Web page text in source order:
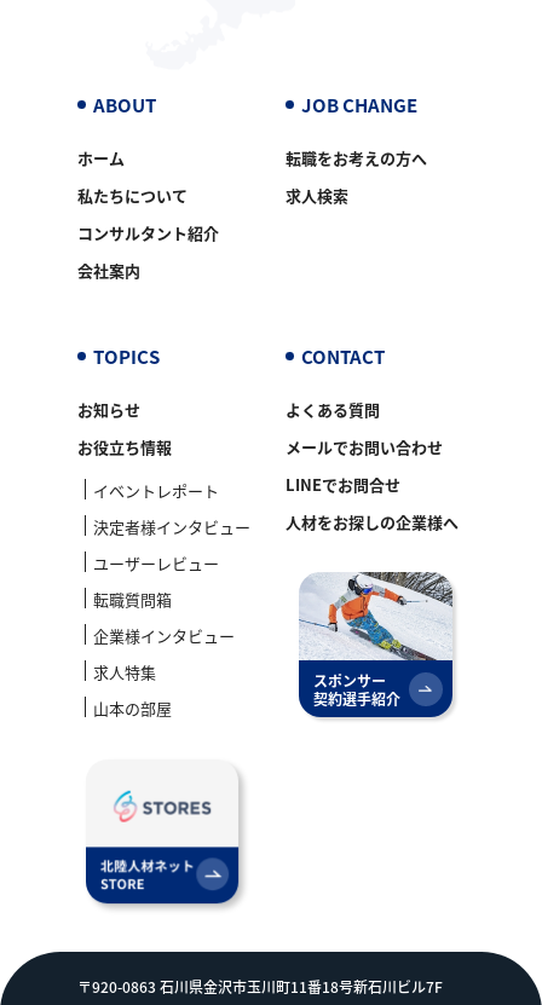
ABOUT
ホーム
私たちについて
コンサルタント紹介
会社案内
JOB CHANGE
転職をお考えの方へ
求人検索
TOPICS
お知らせ
お役立ち情報
イベントレポート
決定者様インタビュー
ユーザーレビュー
転職質問箱
企業様インタビュー
求人特集
山本の部屋
CONTACT
よくある質問
メールでお問い合わせ
LINEでお問合せ
人材をお探しの企業様へ
スポンサー
契約選手紹介
〒920-0863 石川県金沢市玉川町11番18号新石川ビル7F